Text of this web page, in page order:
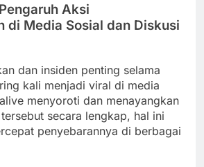
Aksi
di Media Sosial dan Diskusi
dan insiden penting selama
kali menjadi viral di media
menyoroti dan menayangkan
secara lengkap, hal ini
penyebarannya di berbagai